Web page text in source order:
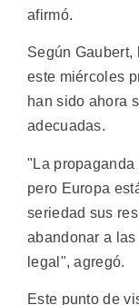
afirmó.
Según Gaubert,
este miércoles
han sido ahora
adecuadas.
"La propaganda
pero Europa
seriedad sus
abandonar a
legal", agregó.
Este punto de